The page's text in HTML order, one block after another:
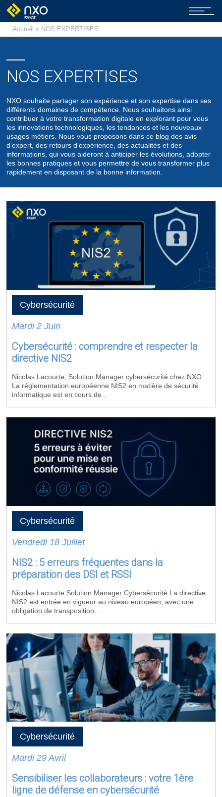
Accueil » NOS EXPERTISES
NOS EXPERTISES
NXO souhaite partager son expérience et son expertise dans ses
différents domaines de compétence. Nous souhaitons ainsi
contribuer à votre transformation digitale en explorant pour vous
les innovations technologiques, les tendances et les nouveaux
usages métiers. Nous vous proposons dans ce blog des avis
d’expert, des retours d’expérience, des actualités et des
informations, qui vous aideront à anticiper les évolutions, adopter
les bonnes pratiques et vous permettre de vous transformer plus
rapidement en disposant de la bonne information.
Cybersécurité
Mardi 2 Juin
Cybersécurité : comprendre et respecter la
directive NIS2
Nicolas Lacourte, Solution Manager cybersécurité chez NXO
La réglementation européenne NIS2 en matière de sécurité
informatique est en cours de...
Cybersécurité
Vendredi 18 Juillet
NIS2 : 5 erreurs fréquentes dans la
préparation des DSI et RSSI
Nicolas Lacourte Solution Manager Cybersécurité La directive
NIS2 est entrée en vigueur au niveau européen, avec une
obligation de transposition...
Cybersécurité
Mardi 29 Avril
Sensibiliser les collaborateurs : votre 1ère
ligne de défense en cybersécurité